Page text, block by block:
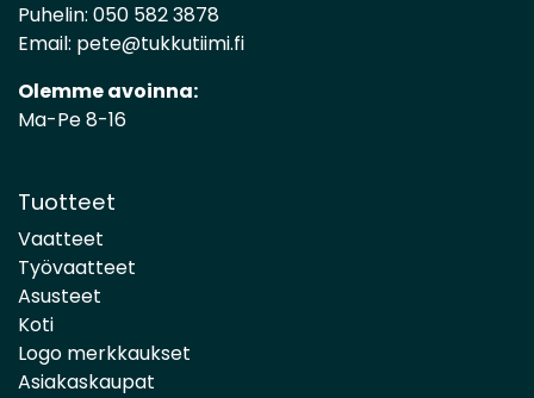
Puhelin: 050 582 3878
Email: pete@tukkutiimi.fi
Olemme avoinna:
Ma-Pe 8-16
Tuotteet
Vaatteet
Työvaatteet
Asusteet
Koti
Logo merkkaukset
Asiakaskaupat